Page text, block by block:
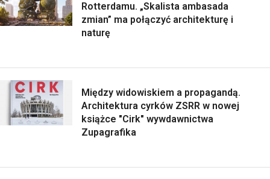
Rotterdamu. „Skalista ambasada
zmian” ma połączyć architekturę i
naturę
Między widowiskiem a propagandą.
Architektura cyrków ZSRR w nowej
książce "Cirk" wywdawnictwa
Zupagrafika